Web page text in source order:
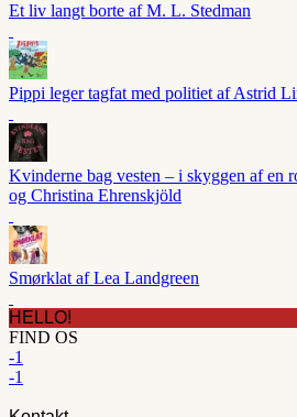
Et liv langt borte af M. L. Stedman
Pippi leger tagfat med politiet af Astrid
Kvinderne bag vesten – i skyggen af en
og Christina Ehrenskjöld
Smørklat af Lea Landgreen
HELLO!
FIND OS
-1
-1